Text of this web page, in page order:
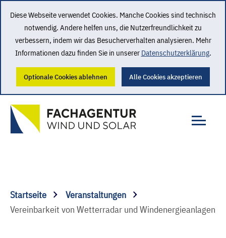
Diese Webseite verwendet Cookies. Manche Cookies sind technisch
notwendig. Andere helfen uns, die Nutzerfreundlichkeit zu
verbessern, indem wir das Besucherverhalten analysieren. Mehr
Informationen dazu finden Sie in unserer Datenschutzerklärung.
Optionale Cookies ablehnen Alle Cookies akzeptieren
Startseite
Veranstaltungen
Vereinbarkeit von Wetterradar und Windenergieanlagen